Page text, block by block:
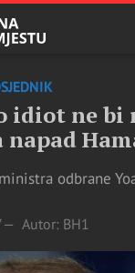
idiot ne bi
odbrane
Autor: BH1